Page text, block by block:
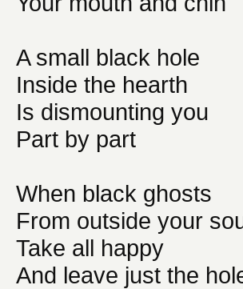
A small black hole
Inside the hearth
Is dismounting you
Part by part
When black ghosts
From outside your
Take all happy
And leave just the